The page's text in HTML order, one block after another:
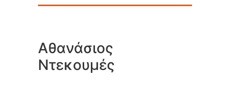
Αθανάσιος
Ντεκουμές